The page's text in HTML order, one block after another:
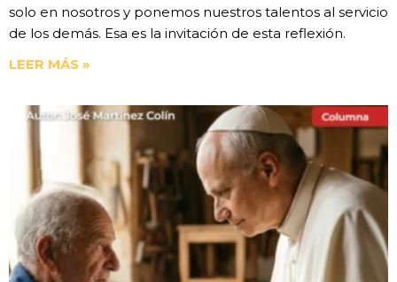
solo en nosotros y ponemos nuestros talentos al servicio
de los demás. Esa es la invitación de esta reflexión.
LEER MÁS »